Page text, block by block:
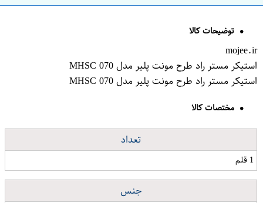
توضیحات کالا
mojee.ir
استیکر مستر راد طرح مونت پلیر مدل MHSC 070
استیکر مستر راد طرح مونت پلیر مدل MHSC 070
مختصات کالا
تعداد
1 قلم
جنس